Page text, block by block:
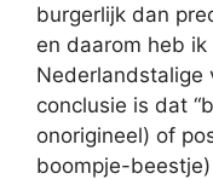
burgerlijk dan
en daarom heb
Nederlandstalige
conclusie is dat
onorigineel) of
boompje-